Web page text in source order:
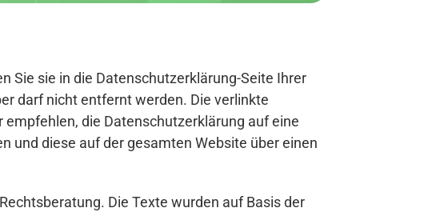
Sie sie in die Datenschutzerklärung-Seite Ihrer
darf nicht entfernt werden. Die verlinkte
die Datenschutzerklärung auf eine
und diese auf der gesamten Website über einen
Die Texte wurden auf Basis der